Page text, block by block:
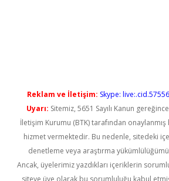
Reklam ve İletişim: Skype:
Uyarı: Sitemiz, 5651 Sayılı Kanun
İletişim Kurumu (BTK) tarafından onaylanmış
hizmet vermektedir. Bu nedenle, sitedeki
denetleme veya araştırma
Ancak, üyelerimiz yazdıkları içeriklerin
siteye üye olarak bu sorumluluğu kabul